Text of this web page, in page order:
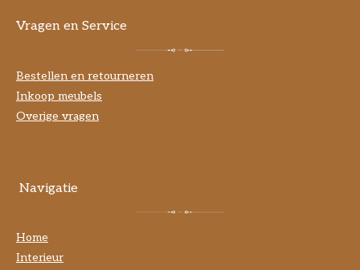
Vragen en Service
Bestellen en retourneren
Inkoop meubels
Overige vragen
Navigatie
Home
Interieur